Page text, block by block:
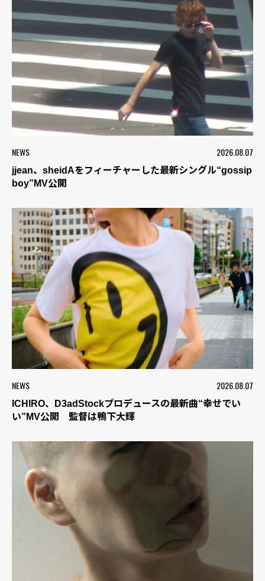
NEWS 2026.08.07
jjean、sheidAをフィーチャーした最新シングル“gossip
boy”MV公開
NEWS 2026.08.07
ICHIRO、D3adStockプロデュースの最新曲“幸せでい
い”MV公開 監督は鴨下大輝